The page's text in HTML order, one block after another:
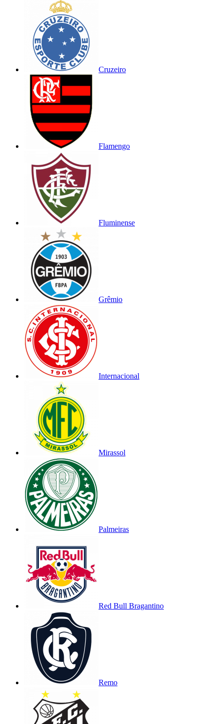
Cruzeiro
Flamengo
Fluminense
Grêmio
Internacional
Mirassol
Palmeiras
Red Bull Bragantino
Remo